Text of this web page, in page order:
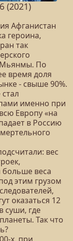
(2021)
Афганистан
героина,
так
Мьянмы. По
время доля
- свыше 90%.
именно при
Европу «на
в Россию
вес
больше веса
этим грузом
оказаться 12
суши, где
Так что